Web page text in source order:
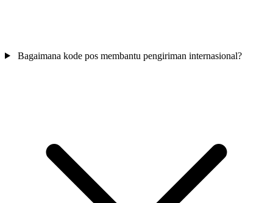
Bagaimana kode pos membantu pengiriman internasional?